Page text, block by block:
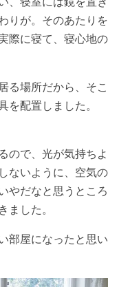
りが。そのあたりを
際に寝て、寝心地の
る場所だから、そこ
を配置しました。
ので、光が気持ちよ
ないように、空気の
やだなと思うところ
ました。
部屋になったと思い